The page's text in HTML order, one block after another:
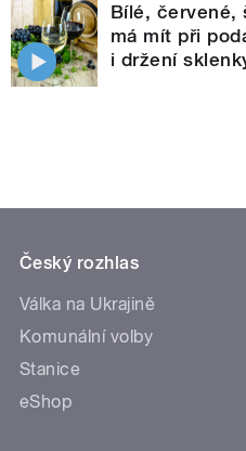
Bílé, červené,
má mít při
i držení
Český rozhlas
Válka na Ukrajině
Komunální volby
Stanice
eShop